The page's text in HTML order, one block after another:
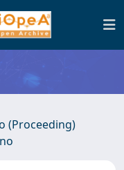
(Proceeding)